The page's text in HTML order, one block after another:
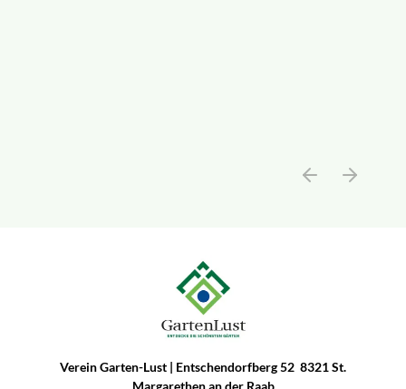
Verein Garten-Lust | Entschendorfberg 52 8321 St.
Margarethen an der Raab